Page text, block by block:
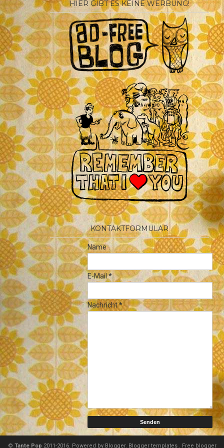
HIER GIBT ES KEINE WERBUNG!
KONTAKTFORMULAR
Name
E-Mail*
Nachricht*
© Tante Pop 2011-2016. Powered by Blogger. Blogger templates . Free blogger